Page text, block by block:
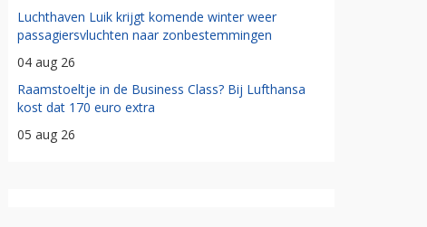
Luchthaven Luik krijgt komende winter weer
passagiersvluchten naar zonbestemmingen
04 aug 26
Raamstoeltje in de Business Class? Bij Lufthansa
kost dat 170 euro extra
05 aug 26